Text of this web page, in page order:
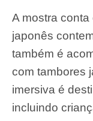
A mostra
japonês
também é
com tambores
imersiva é
incluindo